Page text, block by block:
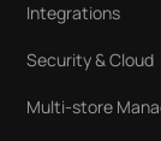
Integrations
Security & Cloud
Multi-store